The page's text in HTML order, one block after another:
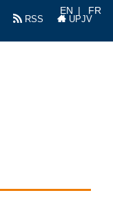
RSS UPJV
EN FR